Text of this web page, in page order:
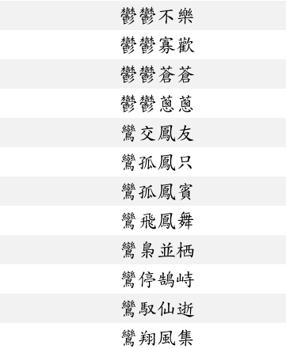
鬱鬱不樂
鬱鬱寡歡
鬱鬱蒼蒼
鬱鬱蔥蔥
鸞交鳳友
鸞孤鳳只
鸞孤鳳賓
鸞飛鳳舞
鸞梟並栖
鸞停鵠峙
鸞馭仙逝
鸞翔風集